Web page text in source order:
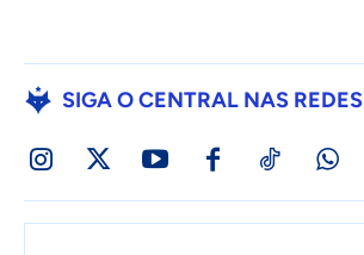
SIGA O CENTRAL NAS REDES